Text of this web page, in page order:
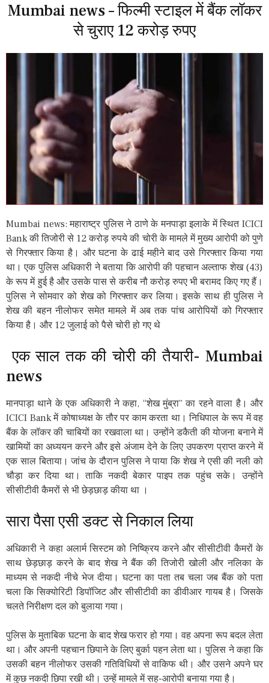
Mumbai news – फिल्मी स्टाइल में बैंक लॉकर
से चुराए 12 करोड़ रुपए
Mumbai news: महाराष्ट्र पुलिस ने ठाणे के मनपाड़ा इलाके में स्थित ICICI
Bank की तिजोरी से 12 करोड़ रुपये की चोरी के मामले में मुख्य आरोपी को पुणे
से गिरफ्तार किया है। और घटना के ढाई महीने बाद उसे गिरफ्तार किया गया
था। एक पुलिस अधिकारी ने बताया कि आरोपी की पहचान अल्ताफ शेख (43)
के रूप में हुई है और उसके पास से करीब नौ करोड़ रुपए भी बरामद किए गए हैं।
पुलिस ने सोमवार को शेख को गिरफ्तार कर लिया। इसके साथ ही पुलिस ने
शेख की बहन नीलोफर समेत मामले में अब तक पांच आरोपियों को गिरफ्तार
किया है। और 12 जुलाई को पैसे चोरी हो गए थे
एक साल तक की चोरी की तैयारी- Mumbai
news
मानपाड़ा थाने के एक अधिकारी ने कहा, “शेख मुंब्रा” का रहने वाला है। और
ICICI Bank में कोषाध्यक्ष के तौर पर काम करता था। निधिपाल के रूप में वह
बैंक के लॉकर की चाबियों का रखवाला था। उन्होंने डकैती की योजना बनाने में
खामियों का अध्ययन करने और इसे अंजाम देने के लिए उपकरण प्राप्त करने में
एक साल बिताया। जांच के दौरान पुलिस ने पाया कि शेख ने एसी की नली को
चौड़ा कर दिया था। ताकि नकदी बेकार पाइप तक पहुंच सके। उन्होंने
सीसीटीवी कैमरों से भी छेड़छाड़ कीया था ।
सारा पैसा एसी डक्ट से निकाल लिया
अधिकारी ने कहा अलार्म सिस्टम को निष्क्रिय करने और सीसीटीवी कैमरों के
साथ छेड़छाड़ करने के बाद शेख ने बैंक की तिजोरी खोली और नलिका के
माध्यम से नकदी नीचे भेज दीया। घटना का पता तब चला जब बैंक को पता
चला कि सिक्योरिटी डिपॉजिट और सीसीटीवी का डीवीआर गायब है। जिसके
चलते निरीक्षण दल को बुलाया गया।
पुलिस के मुताबिक घटना के बाद शेख फरार हो गया। वह अपना रूप बदल लेता
था। और अपनी पहचान छिपाने के लिए बुर्का पहन लेता था। पुलिस ने कहा कि
उसकी बहन नीलोफर उसकी गतिविधियों से वाकिफ थी। और उसने अपने घर
में कुछ नकदी छिपा रखी थी। उन्हें मामले में सह-आरोपी बनाया गया है।